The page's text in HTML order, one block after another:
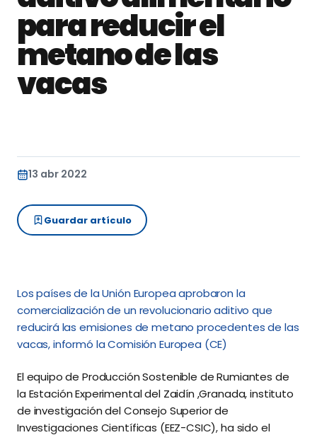
para reducir el
metano de las
vacas
13 abr 2022
Guardar artículo
Los países de la Unión Europea aprobaron la
comercialización de un revolucionario aditivo que
reducirá las emisiones de metano procedentes de las
vacas, informó la Comisión Europea (CE)
El equipo de Producción Sostenible de Rumiantes de
la Estación Experimental del Zaidín ,Granada, instituto
de investigación del Consejo Superior de
Investigaciones Científicas (EEZ-CSIC), ha sido el